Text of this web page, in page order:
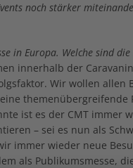
noch stärker
in Europa. Welche sind die
innerhalb der
Wir wollen allen
ist es der CMT immer
– sei es nun als
immer wieder neue
als Publikumsmesse,